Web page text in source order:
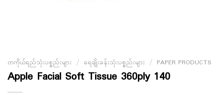
တကိုယ်ရည်သုံးပစ္စည်းများ / ရေချိုးခန်းသုံးပစ္စည်းများ / PAPER PRODUCTS
Apple Facial Soft Tissue 360ply 140